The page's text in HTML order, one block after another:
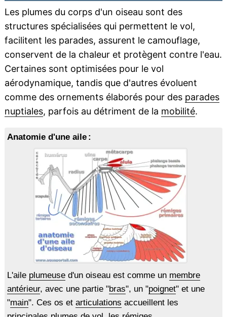
Les plumes du corps d'un oiseau sont des
structures spécialisées qui permettent le vol,
facilitent les parades, assurent le camouflage,
conservent de la chaleur et protègent contre l'eau.
Certaines sont optimisées pour le vol
aérodynamique, tandis que d'autres évoluent
comme des ornements élaborés pour des parades
nuptiales, parfois au détriment de la mobilité.
Anatomie d'une aile :
L'aile plumeused'un oiseau est comme un membre
antérieur, avec une partie "bras", un "poignet" et une
"main". Ces os et articulations accueillent les